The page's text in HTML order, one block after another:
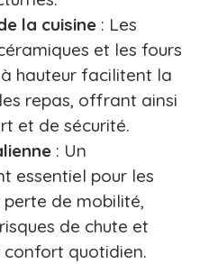
la cuisine : Les
et les fours
hauteur facilitent la
repas, offrant ainsi
et de sécurité.
: Un
essentiel pour les
de mobilité,
de chute et
quotidien.